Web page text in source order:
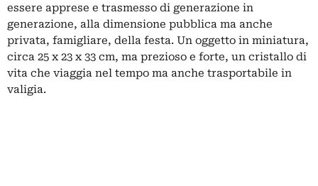
essere apprese e trasmesso di generazione in
generazione, alla dimensione pubblica ma anche
privata, famigliare, della festa. Un oggetto in miniatura,
circa 25 x 23 x 33 cm, ma prezioso e forte, un cristallo di
vita che viaggia nel tempo ma anche trasportabile in
valigia.